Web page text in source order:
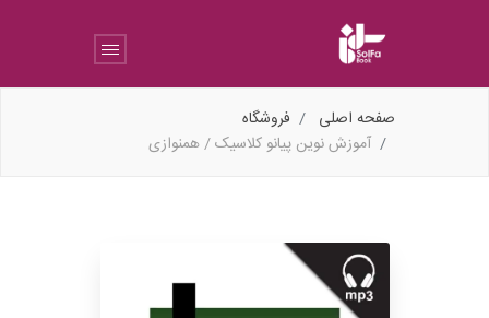
صفحه اصلی
فروشگاه
آموزش نوین پیانو کلاسیک / همنوازی